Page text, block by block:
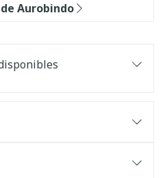
Aurobindo